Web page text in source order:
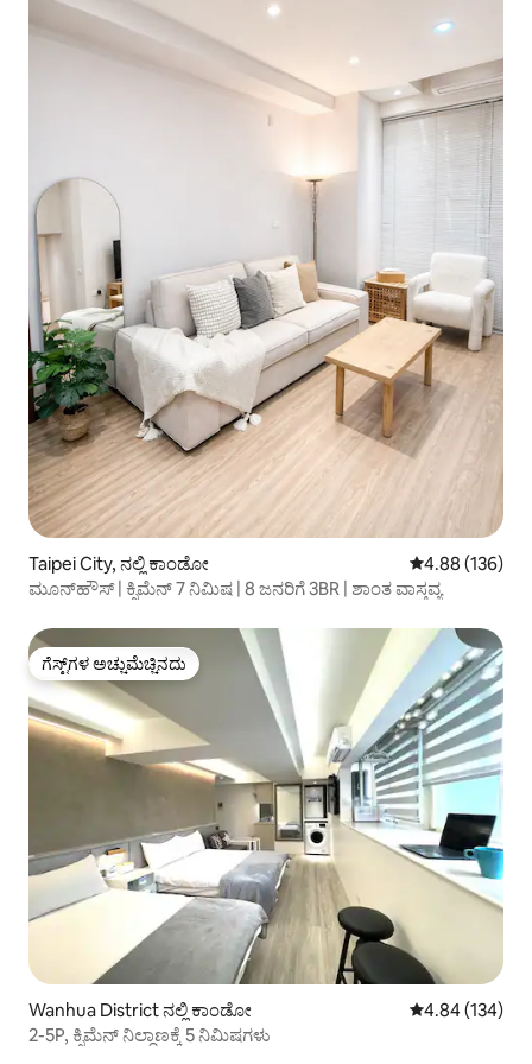
Taipei City, ನಲ್ಲಿ ಕಾಂಡೋ 5 ರಲ್ಲಿ 4.88
4.88 (136)
ಮೂನ್‌ಹೌಸ್ | ಕ್ಸಿಮೆನ್ 7 ನಿಮಿಷ | 8 ಜನರಿಗೆ 3BR | ಶಾಂತ ವಾಸ್ತವ್ಯ
ಗೆಸ್ಟ್‌ಗಳ ಅಚ್ಚುಮೆಚ್ಚಿನದು
ಗೆಸ್ಟ್‌ಗಳ ಅಚ್ಚುಮೆಚ್ಚಿನದು
Wanhua District ನಲ್ಲಿ ಕಾಂಡೋ 5 ರಲ್ಲಿ 4.84
4.84 (134)
2-5P, ಕ್ಸಿಮೆನ್ ನಿಲ್ದಾಣಕ್ಕೆ 5 ನಿಮಿಷಗಳು